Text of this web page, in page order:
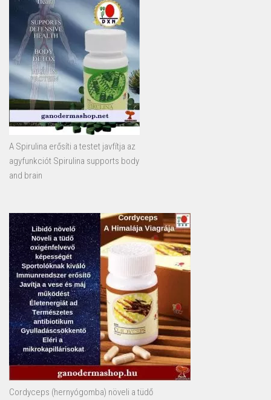
A Spirulina erősíti a testet javfítja az
agyfunkciót Spirulina supports body
and brain
Cordyceps (hernyógomba) növeli a tüdő